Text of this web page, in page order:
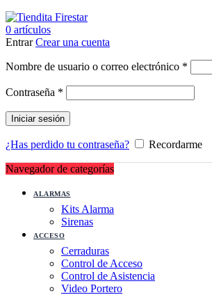
0 artículos
EntrarCrear una cuenta
Nombre de usuario o correo electrónico *
Contraseña *
Iniciar sesión
¿Has perdido tu contraseña? Recordarme
Navegador de categorías
ALARMAS
Kits Alarma
Sirenas
ACCESO
Cerraduras
Control de Acceso
Control de Asistencia
Video Portero